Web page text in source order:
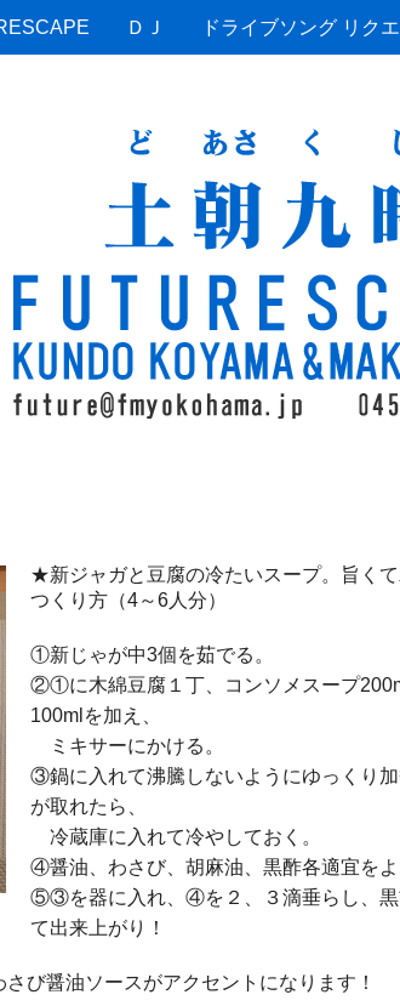
ＤＪ ドライブソング リク
★新ジャガと豆腐の冷たいスープ。旨くて
つくり方（4～6人分）
①新じゃが中3個を茹でる。
②①に木綿豆腐１丁、コンソメスープ
100mlを加え、
ミキサーにかける。
③鍋に入れて沸騰しないようにゆっくり
が取れたら、
冷蔵庫に入れて冷やしておく。
④醤油、わさび、胡麻油、黒酢各適宜をよ
⑤③を器に入れ、④を２、３滴垂らし、黒
て出来上がり！
び醤油ソースがアクセントになります！